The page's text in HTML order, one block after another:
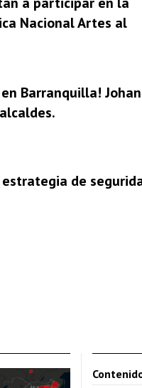
Nacional Artes al
Barranquilla!
de